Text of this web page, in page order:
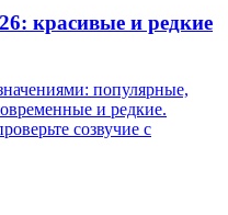
красивые и редкие
популярные,
и редкие.
созвучие с